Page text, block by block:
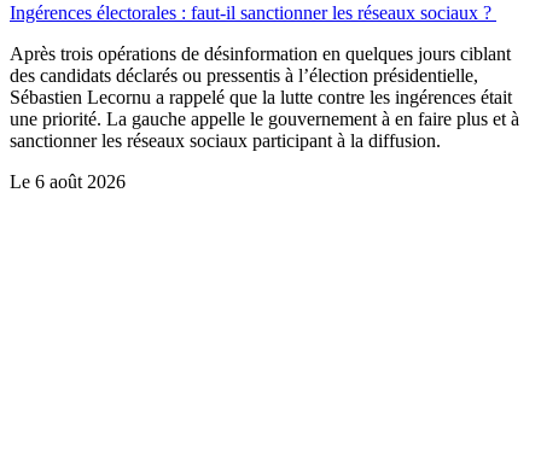
Ingérences électorales : faut-il sanctionner les réseaux sociaux ?
Après trois opérations de désinformation en quelques jours ciblant
des candidats déclarés ou pressentis à l’élection présidentielle,
Sébastien Lecornu a rappelé que la lutte contre les ingérences était
une priorité. La gauche appelle le gouvernement à en faire plus et à
sanctionner les réseaux sociaux participant à la diffusion.
Le 6 août 2026